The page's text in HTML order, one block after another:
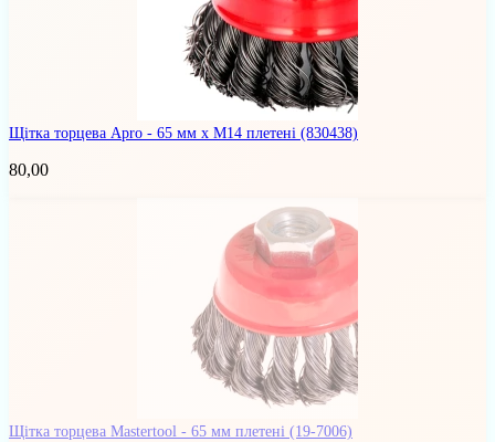
Щітка торцева Apro - 65 мм x М14 плетені (830438)
80,00
Щітка торцева Mastertool - 65 мм плетені (19-7006)